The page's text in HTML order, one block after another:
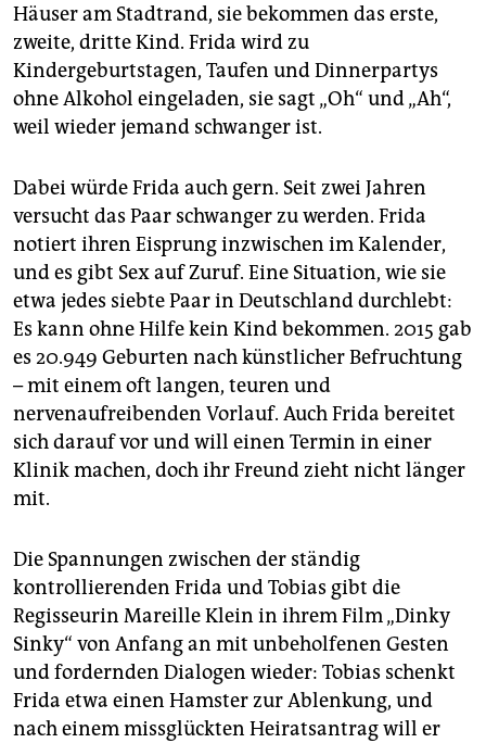
Häuser am Stadtrand, sie bekommen das erste,
zweite, dritte Kind. Frida wird zu
Kindergeburtstagen, Taufen und Dinnerpartys
ohne Alkohol eingeladen, sie sagt „Oh“ und „Ah“,
weil wieder jemand schwanger ist.
Dabei würde Frida auch gern. Seit zwei Jahren
versucht das Paar schwanger zu werden. Frida
notiert ihren Eisprung inzwischen im Kalender,
und es gibt Sex auf Zuruf. Eine Situation, wie sie
etwa jedes siebte Paar in Deutschland durchlebt:
Es kann ohne Hilfe kein Kind bekommen. 2015 gab
es 20.949 Geburten nach künstlicher Befruchtung
– mit einem oft langen, teuren und
nervenaufreibenden Vorlauf. Auch Frida bereitet
sich darauf vor und will einen Termin in einer
Klinik machen, doch ihr Freund zieht nicht länger
mit.
Die Spannungen zwischen der ständig
kontrollierenden Frida und Tobias gibt die
Regisseurin Mareille Klein in ihrem Film „Dinky
Sinky“ von Anfang an mit unbeholfenen Gesten
und fordernden Dialogen wieder: Tobias schenkt
Frida etwa einen Hamster zur Ablenkung, und
nach einem missglückten Heiratsantrag will er